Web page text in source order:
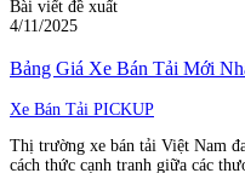
Bài viết đề xuất
4/11/2025
Bảng Giá Xe Bán Tải Mới
Xe Bán Tải PICKUP
Thị trường xe bán tải Việt Nam
cách thức cạnh tranh giữa các